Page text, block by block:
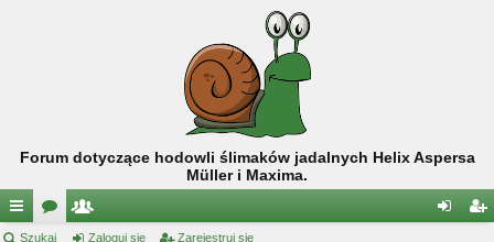
Forum dotyczące hodowli ślimaków jadalnych Helix Aspersa
Müller i Maxima.
ię or ży
Szukaj Zaloguj się Zarejestruj się